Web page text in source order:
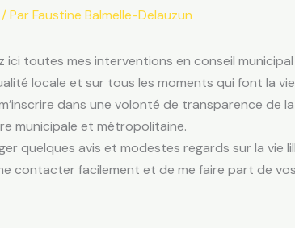
/ ParFaustine Balmelle-Delauzun
toutes mes interventions en conseil
locale et sur tous les moments qui font la
dans une volonté de transparence de
municipale et métropolitaine.
quelques avis et modestes regards sur la vie
contacter facilement et de me faire part de